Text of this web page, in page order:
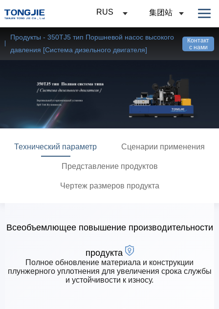
RUS 集团站
Продукты - 350TJ5 тип Поршневой насос высокого
давления [Система дизельного двигателя]
Контакт
с нами
Технический параметр Сценарии применения
Представление продуктов
Чертеж размеров продукта
Всеобъемлющее повышение производительности
продукта
Полное обновление материала и конструкции
плунжерного уплотнения для увеличения срока службы
и устойчивости к износу.